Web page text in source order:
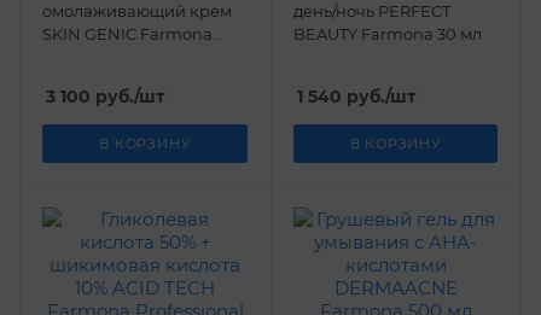
омолаживающий крем
SKIN GENIC Farmona
3 100 руб./шт
В КОРЗИНУ
день/ночь PERFECT
BEAUTY Farmona 30 мл
1 540 руб./шт
В КОРЗИНУ